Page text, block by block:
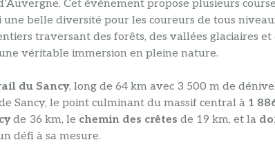
Cet événement propose plusieurs
belle diversité pour les coureurs de tous
traversant des forêts, des vallées glaciaires et
véritable immersion en pleine nature.
du Sancy, long de 64 km avec 3 500 m de
Sancy, le point culminant du massif central à 1
de 36 km, le chemin des crêtes de 19 km, et la
défi à sa mesure.